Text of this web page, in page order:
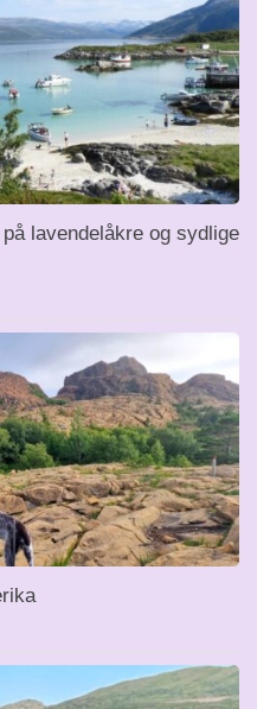
lavendelåkre og sydlige